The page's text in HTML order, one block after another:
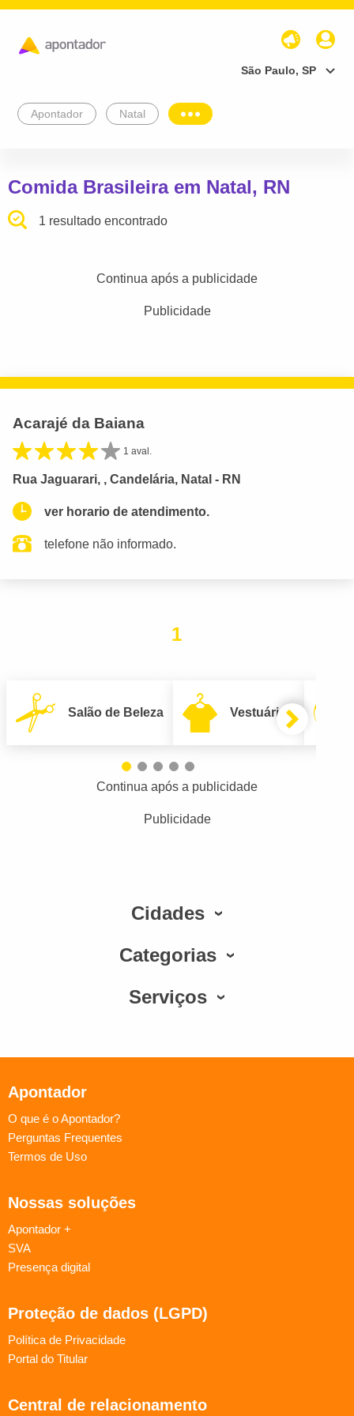
São Paulo, SP
Apontador Natal
Comida Brasileira em Natal, RN
1 resultado encontrado
Continua após a publicidade
Publicidade
Acarajé da Baiana
1 aval.
Rua Jaguarari, , Candelária, Natal - RN
ver horario de atendimento.
telefone não informado.
1
Salão de Beleza Vestuário
Continua após a publicidade
Publicidade
Cidades
Categorias
Serviços
Apontador
O que é o Apontador?
Perguntas Frequentes
Termos de Uso
Nossas soluções
Apontador +
SVA
Presença digital
Proteção de dados (LGPD)
Política de Privacidade
Portal do Titular
Central de relacionamento